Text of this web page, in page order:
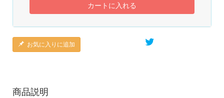
カートに入れる
お気に入りに追加
商品説明